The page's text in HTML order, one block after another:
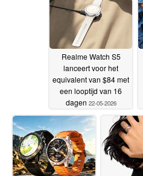
Realme Watch S5
lanceert voor het
equivalent van $84 met
een looptijd van 16
dagen 22-05-2026